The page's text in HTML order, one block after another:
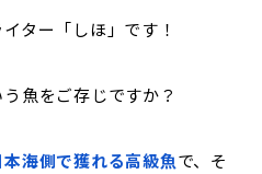
アンバサダー
ター「しほ」です！
う魚をご存じですか？
本海側で獲れる高級魚で、そ